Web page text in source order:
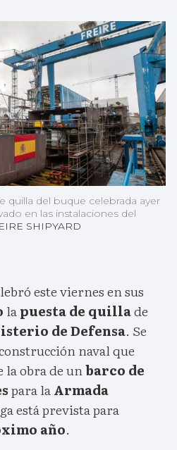
quilla del buque celebrada ayer
en las instalaciones del
SHIPYARD
este viernes en sus
lapuesta de quillade
de Defensa. Se
naval que
la obra de unbarco de
para laArmada
está prevista para
año.